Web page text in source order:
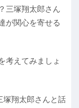
三塚翔太郎さん
が関心を寄せる
考えてみましょ
塚翔太郎さんと話